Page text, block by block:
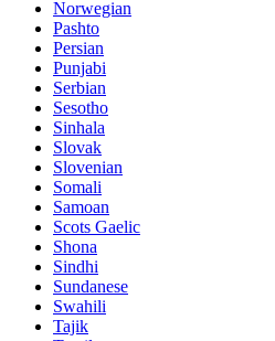
Norwegian
Pashto
Persian
Punjabi
Serbian
Sesotho
Sinhala
Slovak
Slovenian
Somali
Samoan
Scots Gaelic
Shona
Sindhi
Sundanese
Swahili
Tajik